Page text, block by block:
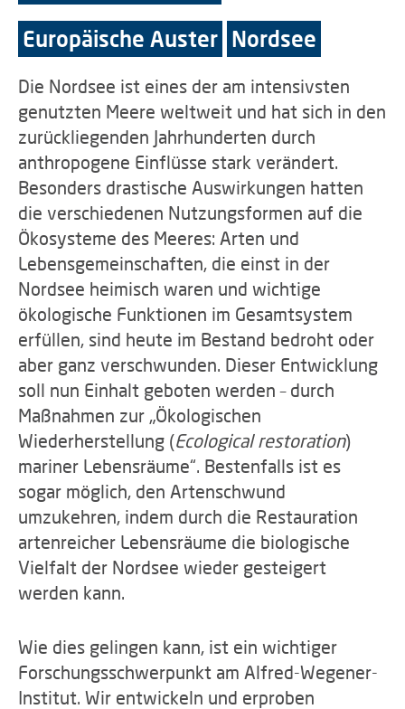
Europäische Auster Nordsee
Die Nordsee ist eines der am intensivsten
genutzten Meere weltweit und hat sich in den
zurückliegenden Jahrhunderten durch
anthropogene Einflüsse stark verändert.
Besonders drastische Auswirkungen hatten
die verschiedenen Nutzungsformen auf die
Ökosysteme des Meeres: Arten und
Lebensgemeinschaften, die einst in der
Nordsee heimisch waren und wichtige
ökologische Funktionen im Gesamtsystem
erfüllen, sind heute im Bestand bedroht oder
aber ganz verschwunden. Dieser Entwicklung
soll nun Einhalt geboten werden – durch
Maßnahmen zur „Ökologischen
Wiederherstellung (Ecological restoration)
mariner Lebensräume“. Bestenfalls ist es
sogar möglich, den Artenschwund
umzukehren, indem durch die Restauration
artenreicher Lebensräume die biologische
Vielfalt der Nordsee wieder gesteigert
werden kann.
Wie dies gelingen kann, ist ein wichtiger
Forschungsschwerpunkt am Alfred-Wegener-
Institut. Wir entwickeln und erproben